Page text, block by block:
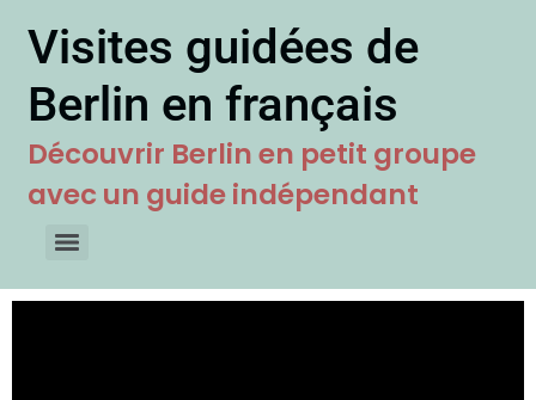
Visites guidées de
Berlin en français
Découvrir Berlin en petit groupe
avec un guide indépendant